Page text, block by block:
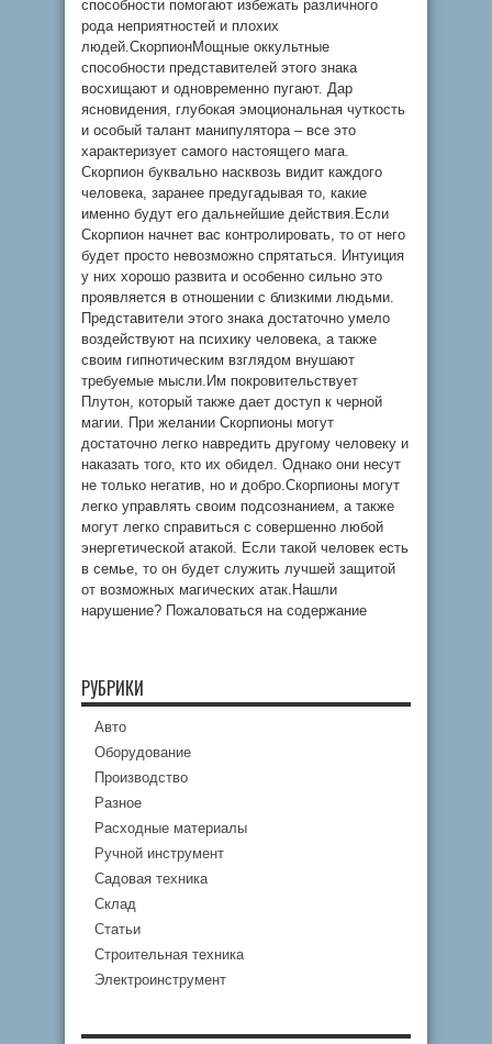
способности помогают избежать различного
рода неприятностей и плохих
людей.СкорпионМощные оккультные
способности представителей этого знака
восхищают и одновременно пугают. Дар
ясновидения, глубокая эмоциональная чуткость
и особый талант манипулятора – все это
характеризует самого настоящего мага.
Скорпион буквально насквозь видит каждого
человека, заранее предугадывая то, какие
именно будут его дальнейшие действия.Если
Скорпион начнет вас контролировать, то от него
будет просто невозможно спрятаться. Интуиция
у них хорошо развита и особенно сильно это
проявляется в отношении с близкими людьми.
Представители этого знака достаточно умело
воздействуют на психику человека, а также
своим гипнотическим взглядом внушают
требуемые мысли.Им покровительствует
Плутон, который также дает доступ к черной
магии. При желании Скорпионы могут
достаточно легко навредить другому человеку и
наказать того, кто их обидел. Однако они несут
не только негатив, но и добро.Скорпионы могут
легко управлять своим подсознанием, а также
могут легко справиться с совершенно любой
энергетической атакой. Если такой человек есть
в семье, то он будет служить лучшей защитой
от возможных магических атак.Нашли
нарушение? Пожаловаться на содержание
РУБРИКИ
Авто
Оборудование
Производство
Разное
Расходные материалы
Ручной инструмент
Садовая техника
Склад
Статьи
Строительная техника
Электроинструмент